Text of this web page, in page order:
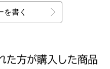
を書く
た方が購入した商品